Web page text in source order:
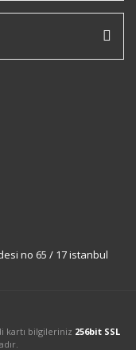
no 65 / 17 istanbul
kartı bilgileriniz 256bit SSL